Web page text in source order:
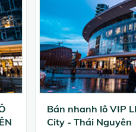
Bán nhanh lô VIP
City - Thái Nguyên